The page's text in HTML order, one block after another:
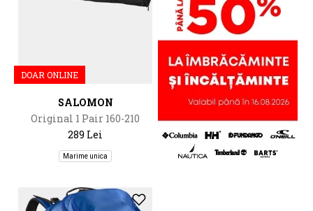
DOAR ONLINE
SALOMON
Original 1 Pair 160-210
289 Lei
Marime unica